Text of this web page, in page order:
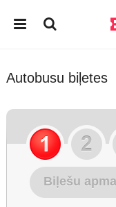
Autobusu biļetes
Biļešu